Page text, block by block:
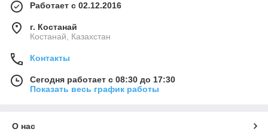
Работает с 02.12.2016
г. Костанай
Костанай, Казахстан
Контакты
Сегодня работает с 08:30 до 17:30
Показать весь график работы
О нас